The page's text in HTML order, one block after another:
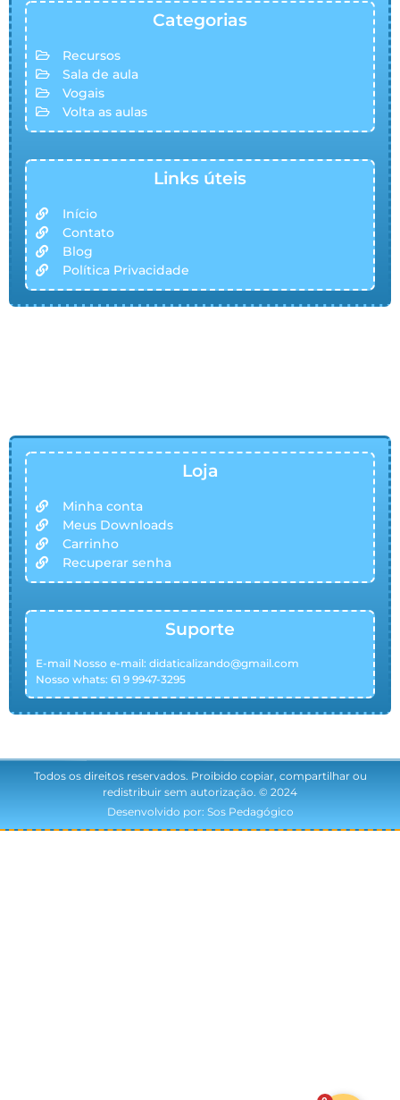
Categorias
Recursos
Sala de aula
Vogais
Volta as aulas
Links úteis
Início
Contato
Blog
Política Privacidade
Loja
Minha conta
Meus Downloads
Carrinho
Recuperar senha
Suporte
E-mail Nosso e-mail: didaticalizando@gmail.com
Nosso whats: 61 9 9947-3295
Todos os direitos reservados. Proibido copiar, compartilhar ou
redistribuir sem autorização. © 2024
Desenvolvido por: Sos Pedagógico